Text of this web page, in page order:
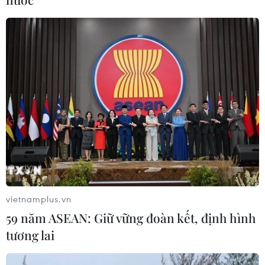
Xem trực tiếp Indonesia-Việt Nam tại
ASEAN Cup 2026 trên kênh nào?
Đội tuyển Việt Nam đặt mục
tiêu 3 điểm, cảnh báo Indonesia
trước giờ G
03/08/2026 07:39
vietnamplus.vn
59 năm ASEAN: Giữ vững đoàn kết, định hình
tương lai